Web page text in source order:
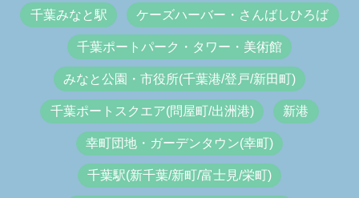
千葉みなと駅 ケーズハーバー・さんばしひろば
千葉ポートパーク・タワー・美術館
みなと公園・市役所(千葉港/登戸/新田町)
千葉ポートスクエア(問屋町/出洲港) 新港
幸町団地・ガーデンタウン(幸町)
千葉駅(新千葉/新町/富士見/栄町)